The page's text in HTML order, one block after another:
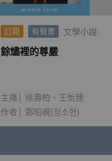
訂閱 有聲書 文學小說
餘燼裡的尊嚴
主播 徐壽柏
王怡臻
作者
鄭昭峴(정소현)